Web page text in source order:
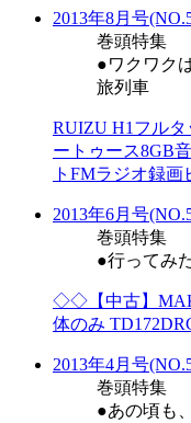
2013年8月号
巻頭特集
●ワクワク
旅列車
RUIZU H1フル
ートゥース8GB
トFMラジオ録
2013年6月号
巻頭特集
●行ってみ
◇◇【中古】
体のみ
2013年4月号
巻頭特集
●あの頃も